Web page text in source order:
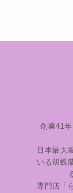
創業41
日本最大
いる胡蝶
専門店「